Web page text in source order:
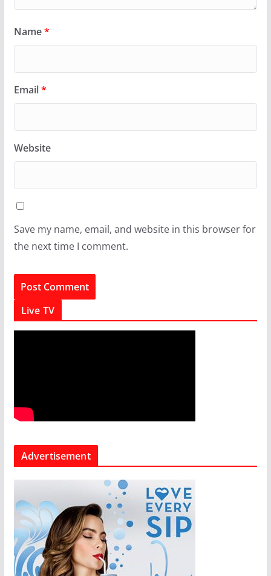
Name*
Email*
Website
Save my name, email, and website in this browser for
the next time I comment.
Live TV
Advertisement